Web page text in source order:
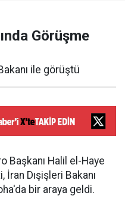
Görüşme
ile görüştü
Başkanı Halil el-Haye
İran Dışişleri Bakanı
bir araya geldi.